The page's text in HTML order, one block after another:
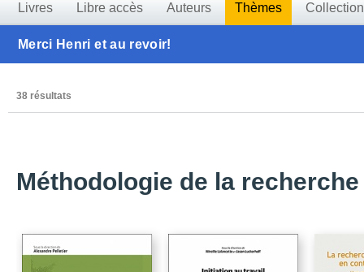
Livres Libre accès Auteurs Thèmes
Merci Henri et au revoir!
38 résultats
Méthodologie de la recherche